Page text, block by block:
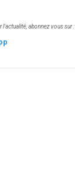
abonnez vous sur :